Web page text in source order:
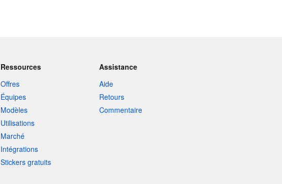
Ressources
Offres
Équipes
Modèles
Utilisations
Marché
Intégrations
Stickers gratuits
Assistance
Aide
Retours
Commentaire